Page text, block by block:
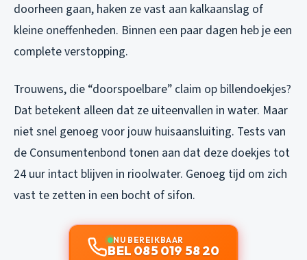
doorheen gaan, haken ze vast aan kalkaanslag of
kleine oneffenheden. Binnen een paar dagen heb je een
complete verstopping.
Trouwens, die “doorspoelbare” claim op billendoekjes?
Dat betekent alleen dat ze uiteenvallen in water. Maar
niet snel genoeg voor jouw huisaansluiting. Tests van
de Consumentenbond tonen aan dat deze doekjes tot
24 uur intact blijven in rioolwater. Genoeg tijd om zich
vast te zetten in een bocht of sifon.
NU BEREIKBAAR
BEL 085 019 58 20